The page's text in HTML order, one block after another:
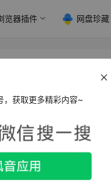
览器插件 网盘珍藏
文版
个正处于中年危机的中世
，获取更多精彩内容~